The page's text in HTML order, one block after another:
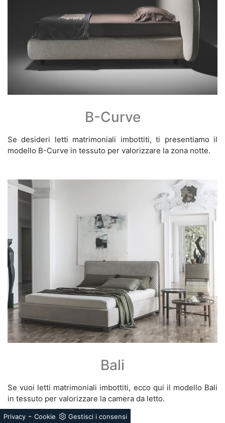
Privacy - Cookie Gestisci i consensi
B-Curve
Se desideri letti matrimoniali imbottiti, ti presentiamo il
modello B-Curve in tessuto per valorizzare la zona notte.
Bali
Se vuoi letti matrimoniali imbottiti, ecco qui il modello Bali
in tessuto per valorizzare la camera da letto.